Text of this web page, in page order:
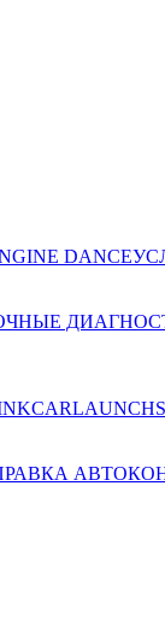
DANCE
LAUNCH